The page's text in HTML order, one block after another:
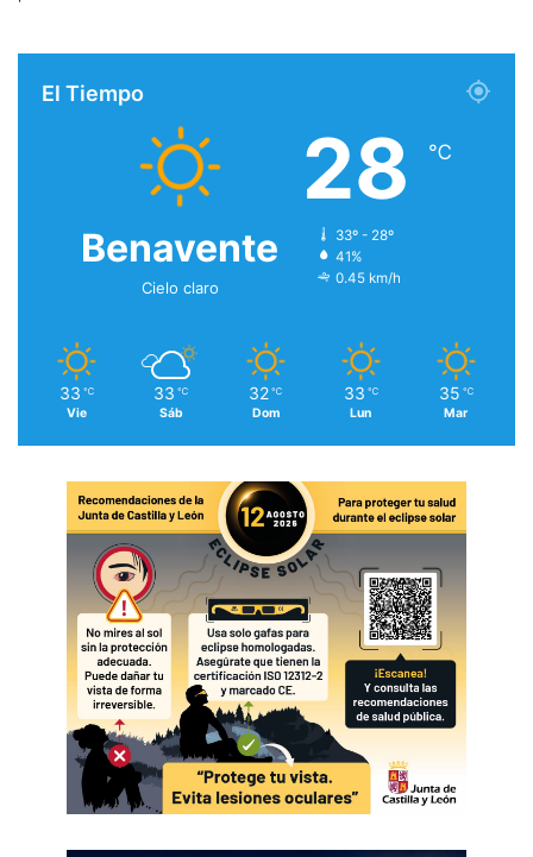
El Tiempo
Benavente
Cielo claro
28 ℃
33º - 28º
41%
0.45 km/h
33 ℃
Vie
33 ℃
Sáb
32 ℃
Dom
33 ℃
Lun
35 ℃
Mar